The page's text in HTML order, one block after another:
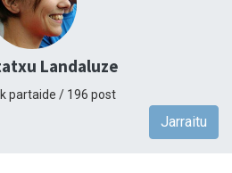
Landaluze
partaide / 196 post
Jarraitu